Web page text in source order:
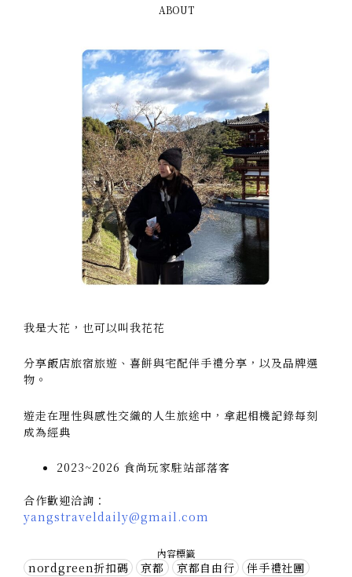
ABOUT
我是大花，也可以叫我花花
分享飯店旅宿旅遊、喜餅與宅配伴手禮分享，以及品牌選
物。
遊走在理性與感性交織的人生旅途中，拿起相機記錄每刻
成為經典
2023~2026 食尚玩家駐站部落客
合作歡迎洽詢：
yangstraveldaily@gmail.com
內容標籤
nordgreen折扣碼 京都 京都自由行
伴手禮社團